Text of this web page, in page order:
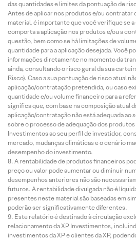
das quantidades e limites da pontuação de
Antes de aplicar nos produtos e/ou contratar
material, é importante que você verifique se
comporta a aplicação nos produtos e/ou a
questão, bem como se há limitações de
quantidade para a aplicação desejada. Você
informações diretamente no momento da
ainda, consultando o risco geral da sua
Risco). Caso a sua pontuação de risco atual
aplicação/contratação pretendida, ou caso
quantidade e/ou volume financeiro para a
significa que, com base na composição atual
aplicação/contratação não está adequada ao
sobre o processo de adequação dos
Investimentos ao seu perfil de investidor,
mercado, mudanças climáticas e o cenário
desempenho do investimento.
A rentabilidade de produtos financeiros
preço ou valor pode aumentar ou diminuir
desempenhos anteriores não são
futuros. A rentabilidade divulgada não é
presentes neste material são baseadas em
poderão ser significativamente diferentes.
Este relatório é destinado à circulação
relacionamento da XP Investimentos,
investimentos da XP e clientes da XP,